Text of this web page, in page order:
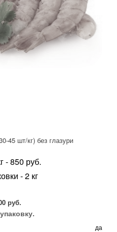
45 шт/кг) без глазури
- 850 руб.
- 2 кг
руб.
да